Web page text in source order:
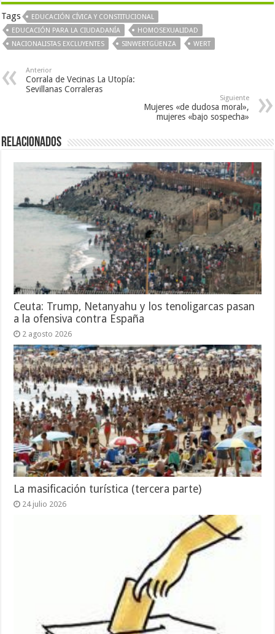
Tags
EDUCACIÓN CÍVICA Y CONSTITUCIONAL
EDUCACIÓN PARA LA CIUDADANÍA
HOMOSEXUALIDAD
NACIONALISTAS EXCLUYENTES
SINWERTGÜENZA WERT
Anterior
Corrala de Vecinas La Utopía:
Sevillanas Corraleras
Siguiente
Mujeres «de dudosa moral»,
mujeres «bajo sospecha»
Relacionados
Ceuta: Trump, Netanyahu y los tenoligarcas pasan
a la ofensiva contra España
2 agosto 2026
La masificación turística (tercera parte)
24 julio 2026